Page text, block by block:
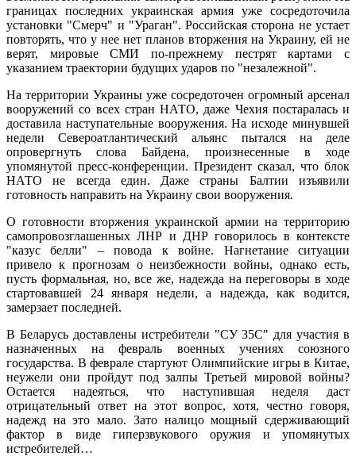
границах последних украинская армия уже сосредоточила
установки "Смерч" и "Ураган". Российская сторона не устает
повторять, что у нее нет планов вторжения на Украину, ей не
верят, мировые СМИ по-прежнему пестрят картами с
указанием траектории будущих ударов по "незалежной".
На территории Украины уже сосредоточен огромный арсенал
вооружений со всех стран НАТО, даже Чехия постаралась и
доставила наступательные вооружения. На исходе минувшей
недели Североатлантический альянс пытался на деле
опровергнуть слова Байдена, произнесенные в ходе
упомянутой пресс-конференции. Президент сказал, что блок
НАТО не всегда един. Даже страны Балтии изъявили
готовность направить на Украину свои вооружения.
О готовности вторжения украинской армии на территорию
самопровозглашенных ЛНР и ДНР говорилось в контексте
"казус белли" – повода к войне. Нагнетание ситуации
привело к прогнозам о неизбежности войны, однако есть,
пусть формальная, но, все же, надежда на переговоры в ходе
стартовавшей 24 января недели, а надежда, как водится,
замерзает последней.
В Беларусь доставлены истребители "СУ 35С" для участия в
назначенных на февраль военных учениях союзного
государства. В феврале стартуют Олимпийские игры в Китае,
неужели они пройдут под залпы Третьей мировой войны?
Остается надеяться, что наступившая неделя даст
отрицательный ответ на этот вопрос, хотя, честно говоря,
надежд на это мало. Зато налицо мощный сдерживающий
фактор в виде гиперзвукового оружия и упомянутых
истребителей…